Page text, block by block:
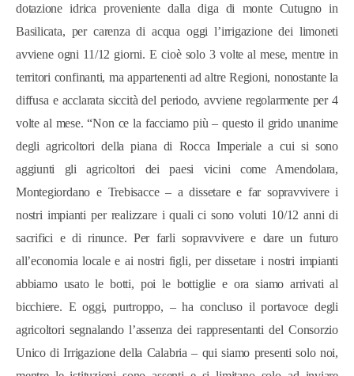
dotazione idrica proveniente dalla diga di monte Cutugno in
Basilicata, per carenza di acqua oggi l’irrigazione dei limoneti
avviene ogni 11/12 giorni. E cioè solo 3 volte al mese, mentre in
territori confinanti, ma appartenenti ad altre Regioni, nonostante la
diffusa e acclarata siccità del periodo, avviene regolarmente per 4
volte al mese. “Non ce la facciamo più – questo il grido unanime
degli agricoltori della piana di Rocca Imperiale a cui si sono
aggiunti gli agricoltori dei paesi vicini come Amendolara,
Montegiordano e Trebisacce – a dissetare e far sopravvivere i
nostri impianti per realizzare i quali ci sono voluti 10/12 anni di
sacrifici e di rinunce. Per farli sopravvivere e dare un futuro
all’economia locale e ai nostri figli, per dissetare i nostri impianti
abbiamo usato le botti, poi le bottiglie e ora siamo arrivati al
bicchiere. E oggi, purtroppo, – ha concluso il portavoce degli
agricoltori segnalando l’assenza dei rappresentanti del Consorzio
Unico di Irrigazione della Calabria – qui siamo presenti solo noi,